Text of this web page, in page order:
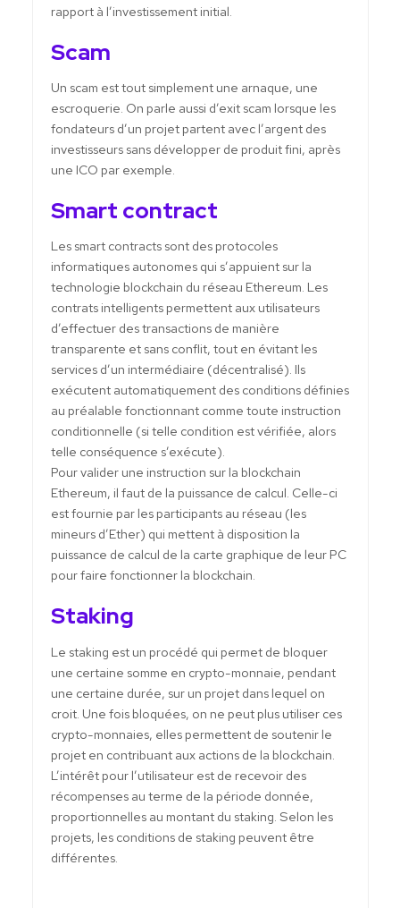
rapport à l’investissement initial.
Scam
Un scam est tout simplement une arnaque, une
escroquerie. On parle aussi d’exit scam lorsque les
fondateurs d’un projet partent avec l’argent des
investisseurs sans développer de produit fini, après
une ICO par exemple.
Smart contract
Les smart contracts sont des protocoles
informatiques autonomes qui s’appuient sur la
technologie blockchain du réseau Ethereum. Les
contrats intelligents permettent aux utilisateurs
d’effectuer des transactions de manière
transparente et sans conflit, tout en évitant les
services d’un intermédiaire (décentralisé). Ils
exécutent automatiquement des conditions définies
au préalable fonctionnant comme toute instruction
conditionnelle (si telle condition est vérifiée, alors
telle conséquence s’exécute).
Pour valider une instruction sur la blockchain
Ethereum, il faut de la puissance de calcul. Celle-ci
est fournie par les participants au réseau (les
mineurs d’Ether) qui mettent à disposition la
puissance de calcul de la carte graphique de leur PC
pour faire fonctionner la blockchain.
Staking
Le staking est un procédé qui permet de bloquer
une certaine somme en crypto-monnaie, pendant
une certaine durée, sur un projet dans lequel on
croit. Une fois bloquées, on ne peut plus utiliser ces
crypto-monnaies, elles permettent de soutenir le
projet en contribuant aux actions de la blockchain.
L’intérêt pour l’utilisateur est de recevoir des
récompenses au terme de la période donnée,
proportionnelles au montant du staking. Selon les
projets, les conditions de staking peuvent être
différentes.